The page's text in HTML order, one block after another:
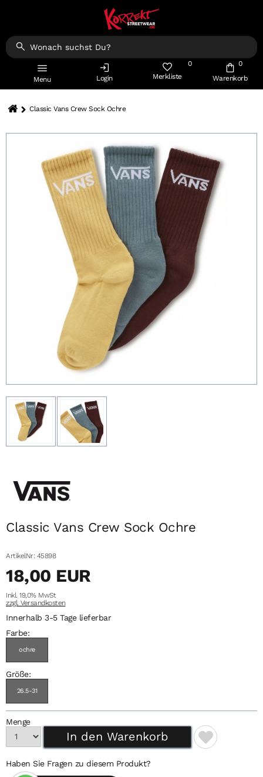
Menu Login Merkliste
0
Warenkorb
0
Classic Vans Crew Sock Ochre
Classic Vans Crew Sock Ochre
ArtikelNr: 45898
18,00 EUR
Inkl. 19,0% MwSt
zzgl. Versandkosten
Innerhalb 3-5 Tage lieferbar
Farbe:
ochre
Größe:
26.5-31
Menge
Haben Sie Fragen zu diesem Produkt?